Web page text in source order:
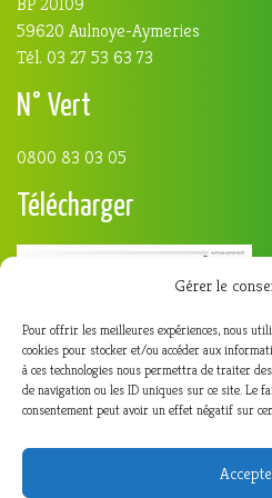
Gérer le
Pour offrir les meilleures expériences, nous
cookies pour stocker et/ou accéder aux
à ces technologies nous permettra de traiter
de navigation ou les ID uniques sur ce site. Le
consentement peut avoir un effet négatif sur
59620 Aulnoye-Aymeries
Tél. 03 27 53 63 73
N° Vert
0800 83 03 05
Télécharger